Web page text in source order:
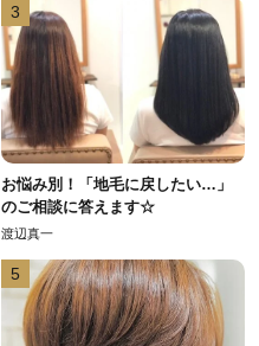
3
お悩み別！「地毛に戻したい…」
のご相談に答えます☆
渡辺真一
5